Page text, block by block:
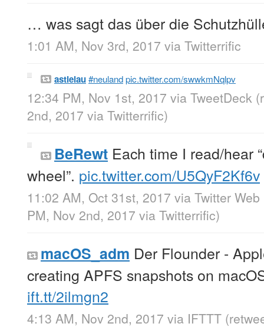
… was sagt das über die
1:01 AM, Nov 3rd, 2017 via Twitterrific
astielau#neulandpic.twitter.com/swwkmNqlpv
12:34 PM, Nov 1st, 2017 via TweetDeck
2nd, 2017 via Twitterrific)
BeRewt Each time I read/hear
wheel”. pic.twitter.com/U5QyF2Kf6v
11:02 AM, Oct 31st, 2017 via Twitter
PM, Nov 2nd, 2017 via Twitterrific)
macOS_adm Der Flounder -
creating APFS snapshots on
ift.tt/2ilmgn2
4:13 AM, Nov 2nd, 2017 via IFTTT